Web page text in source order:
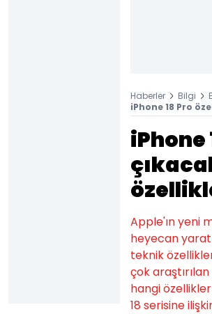
Haberler Bilgi
iPhone 18 Pro
iPhone
Apple'ın yeni
heyecan
teknik
çok
hangi
18 serisine